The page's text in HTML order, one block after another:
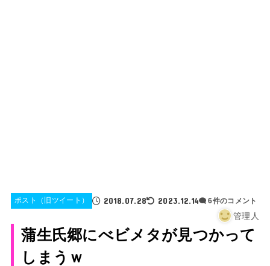
ポスト（旧ツイート） 2018.07.28 2023.12.14 6件のコメント
管理人
蒲生氏郷にべビメタが見つかって
しまうｗ